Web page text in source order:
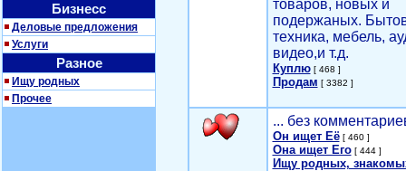
Бизнесс
Деловые предложения
Услуги
Разное
Ищу родных
Прочее
товаров, новых и
подержаных.
техника, мебель,
видео,и т.д.
Куплю[ 468 ]
Продам [ 3382 ]
... без
Он ищет Её[ 460 ]
Она ищет Его[ 444 ]
Ищу родных,